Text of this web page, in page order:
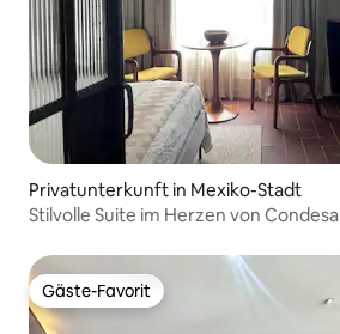
Privatunterkunft in Mexiko-Stadt
Stilvolle Suite im Herzen von Condesa
Gäste-Favorit
Gäste-Favorit